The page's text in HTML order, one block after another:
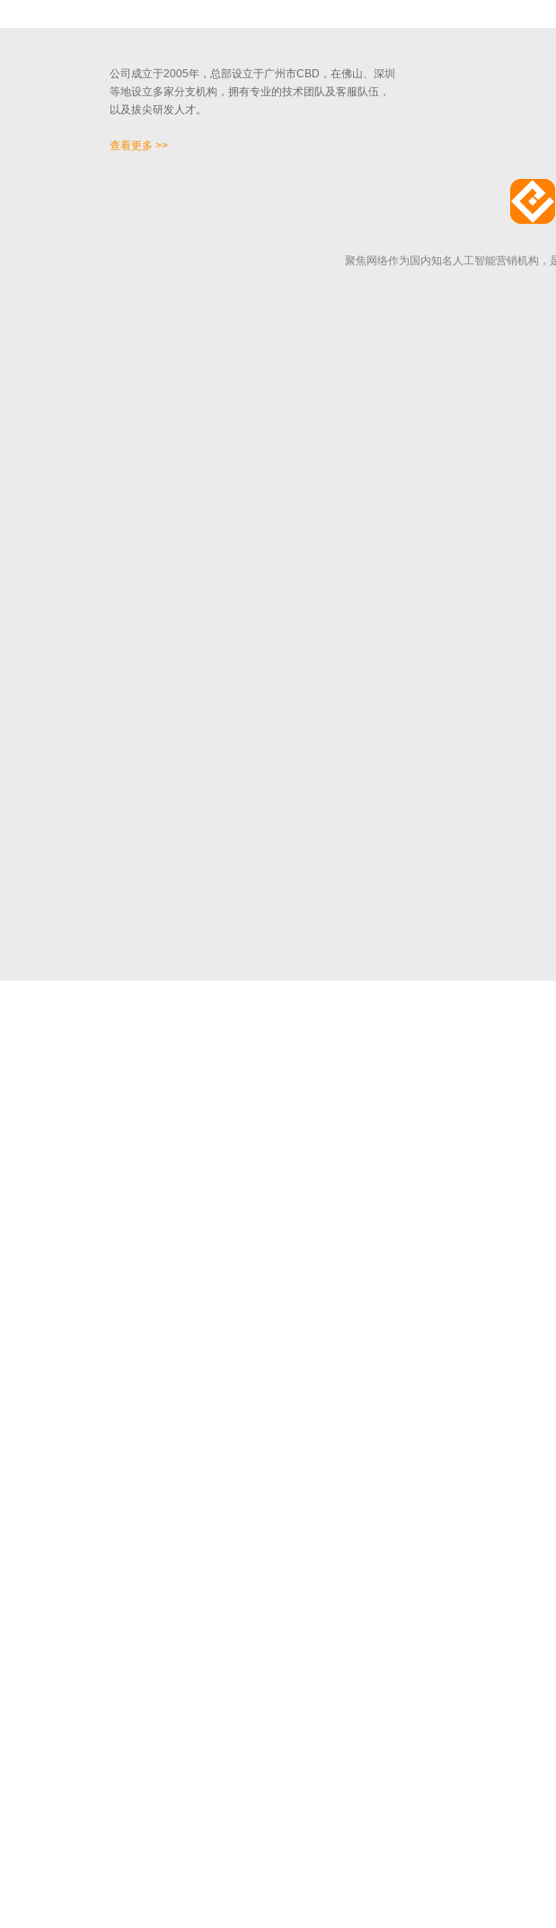
公司成立于2005年，总部设立于广州市CBD，在佛山、深圳
等地设立多家分支机构，拥有专业的技术团队及客服队伍，
以及拔尖研发人才。
查看更多 >>
聚焦网络作为国内知名人工智能营销机构，